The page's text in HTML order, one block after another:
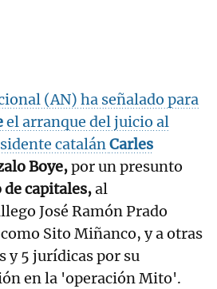
(AN) ha señalado para
el arranque del juicio al
catalánCarles
Boye,por un presunto
capitales,al
José Ramón Prado
Sito Miñanco, y a otras
y 5 jurídicas por su
en la 'operación Mito'.